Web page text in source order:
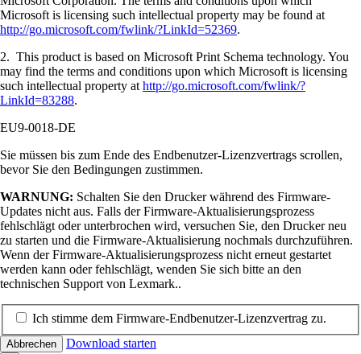
Microsoft is licensing such intellectual property may be found at
http://go.microsoft.com/fwlink/?LinkId=52369.
2. This product is based on Microsoft Print Schema technology. You
may find the terms and conditions upon which Microsoft is licensing
such intellectual property at http://go.microsoft.com/fwlink/?
LinkId=83288.
EU9-0018-DE
Sie müssen bis zum Ende des Endbenutzer-Lizenzvertrags scrollen,
bevor Sie den Bedingungen zustimmen.
WARNUNG: Schalten Sie den Drucker während des Firmware-
Updates nicht aus. Falls der Firmware-Aktualisierungsprozess
fehlschlägt oder unterbrochen wird, versuchen Sie, den Drucker neu
zu starten und die Firmware-Aktualisierung nochmals durchzuführen.
Wenn der Firmware-Aktualisierungsprozess nicht erneut gestartet
werden kann oder fehlschlägt, wenden Sie sich bitte an den
technischen Support von Lexmark..
Ich stimme dem Firmware-Endbenutzer-Lizenzvertrag zu.
Abbrechen Download starten